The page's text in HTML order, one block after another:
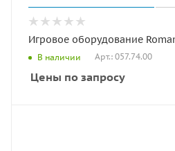
Игровое оборудование
В наличии Арт.: 057.74.00
Цены по запросу